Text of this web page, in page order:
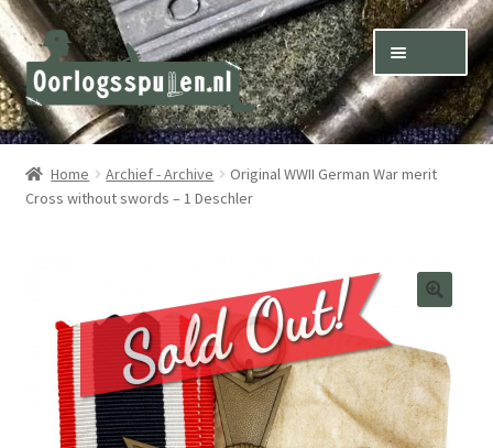
Skip
to
navigation
Skip
to
content
Winkel – Shop
Over ons – About us
Contact
Terms & Conditions – Shipping & Delivery
Home Archief - Archive
Original WWII German War merit
Cross without swords – 1 Deschler